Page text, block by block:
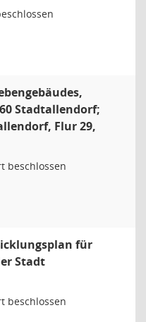
Stadtallendorf;
Flur 29,
beschlossen
für
Stadt
beschlossen